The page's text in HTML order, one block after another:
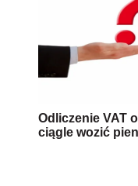
Odliczenie VAT
ciągle wozić